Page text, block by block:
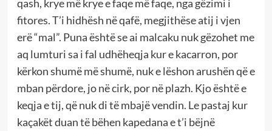
qash, krye më krye e faqe më faqe, nga gëzimi i
fitores. T’i hidhësh në qafë, megjithëse atij i vjen
erë “mal”. Puna është se ai malcaku nuk gëzohet me
aq lumturi sa i fal udhëheqja kur e kacarron, por
kërkon shumë më shumë, nuk e lëshon arushën që e
mban përdore, jo në cirk, por në plazh. Kjo është e
keqja e tij, që nuk di të mbajë vendin. Le pastaj kur
kaçakët duan të bëhen kapedana e t’i bëjnë